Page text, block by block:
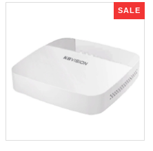
SALE